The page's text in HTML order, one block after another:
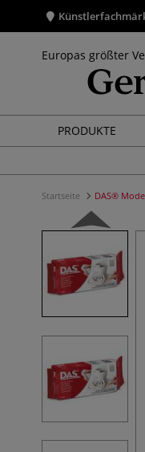
Europas größter
PRODUKTE
Startseite DAS®